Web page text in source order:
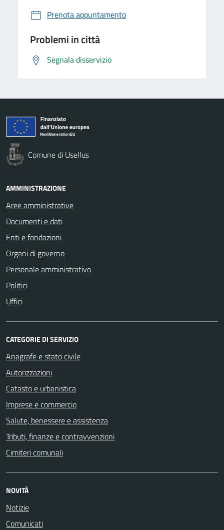
Prenota appuntamento
Problemi in città
Segnala disservizio
Comune di Usellus
AMMINISTRAZIONE
Aree amministrative
Documenti e dati
Enti e fondazioni
Organi di governo
Personale amministrativo
Politici
Uffici
CATEGORIE DI SERVIZIO
Anagrafe e stato civile
Autorizzazioni
Catasto e urbanistica
Imprese e commercio
Salute, benessere e assistenza
Tributi, finanze e contravvenzioni
Cimiteri comunali
NOVITÀ
Notizie
Comunicati